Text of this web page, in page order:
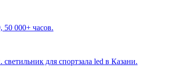
50 000+ часов.
для спортзала led в Казани.